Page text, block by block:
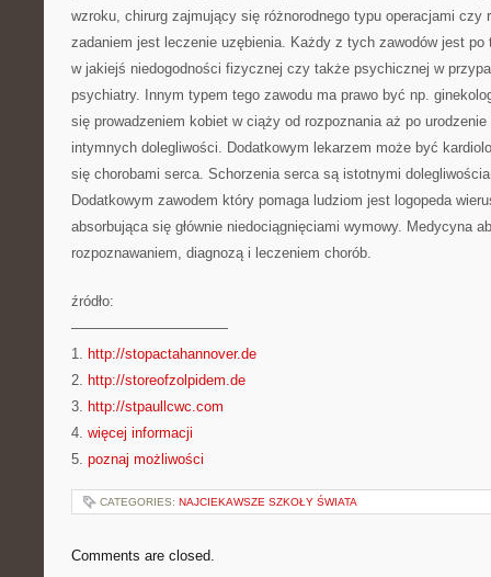
wzroku, chirurg zajmujący się różnorodnego typu operacjami czy
zadaniem jest leczenie uzębienia. Każdy z tych zawodów jest po
w jakiejś niedogodności fizycznej czy także psychicznej w
psychiatry. Innym typem tego zawodu ma prawo być np.
się prowadzeniem kobiet w ciąży od rozpoznania aż po
intymnych dolegliwości. Dodatkowym lekarzem może być
się chorobami serca. Schorzenia serca są istotnymi
Dodatkowym zawodem który pomaga ludziom jest logopeda
absorbująca się głównie niedociągnięciami wymowy. Medycyna
rozpoznawaniem, diagnozą i leczeniem chorób.
źródło:
———————————
1. http://stopactahannover.de
2. http://storeofzolpidem.de
3. http://stpaullcwc.com
4. więcej informacji
5. poznaj możliwości
CATEGORIES: NAJCIEKAWSZE SZKOŁY ŚWIATA
Comments are closed.